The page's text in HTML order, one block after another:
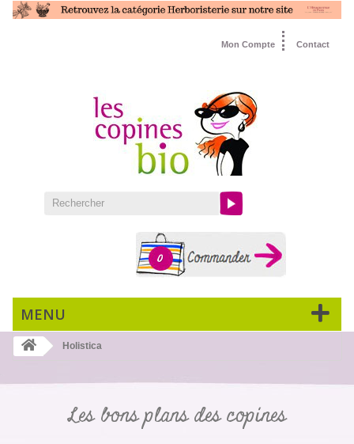
Contact
Mon Compte
0
MENU
Holistica
Les bons plans des copines